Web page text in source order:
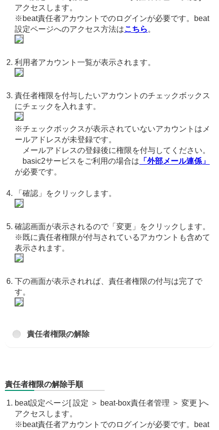
アクセスします。
※beat責任者アカウントでのログインが必要です。beat
設定ページへのアクセス方法はこちら 。
利用者アカウント一覧が表示されます。
責任者権限を付与したいアカウントのチェックボックス
にチェックを入れます。
※チェックボックスが表示されていないアカウントはメ
ールアドレスが未登録です。
メールアドレスの登録後に権限を付与してください。
basic2サービスをご利用の場合は 「外部メール連係」
が必要です。
「確認」をクリックします。
確認画面が表示されるので「変更」をクリックします。
※既に責任者権限が付与されているアカウントも含めて
表示されます。
下の画面が表示されれば、責任者権限の付与は完了で
す。
責任者権限の解除
責任者権限の解除手順
beat設定ページ[ 設定 ＞ beat-box責任者管理 ＞ 変更 ]へ
アクセスします。
※beat責任者アカウントでのログインが必要です。beat